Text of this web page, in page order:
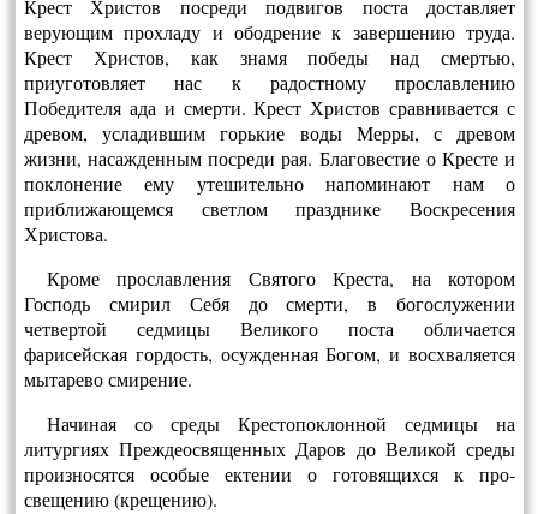
Крест Христов посреди подвигов поста доставляет
верующим прохладу и ободрение к завершению труда.
Крест Христов, как знамя победы над смертью,
приуготовляет нас к радостному прославлению
Победителя ада и смерти. Крест Христов сравнивается с
древом, усладившим горькие воды Мерры, с древом
жизни, насажденным посреди рая. Благовестие о Кресте и
по­клонение ему утешительно напоминают нам о
приближающемся светлом празд­нике Воскресения
Христова.
Кроме прославления Святого Креста, на котором
Господь смирил Себя до смерти, в богослужении
четвертой седмицы Великого поста обличается
фарисейская гордость, осужденная Богом, и восхваляется
мытарево смирение.
Начиная со среды Крестопоклонной седмицы на
литургиях Преждеосвященных Даров до Великой среды
произносятся особые ектении о готовящихся к про­
свещению (крещению).